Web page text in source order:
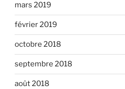
mars 2019
février 2019
octobre 2018
septembre 2018
août 2018